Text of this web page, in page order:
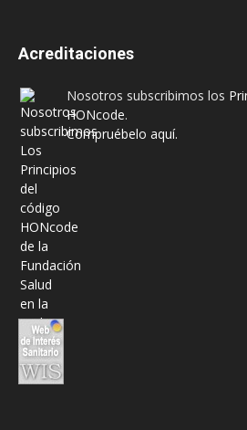
Acreditaciones
Nosotros subscribimos los
HONcode.
Compruébelo aquí.